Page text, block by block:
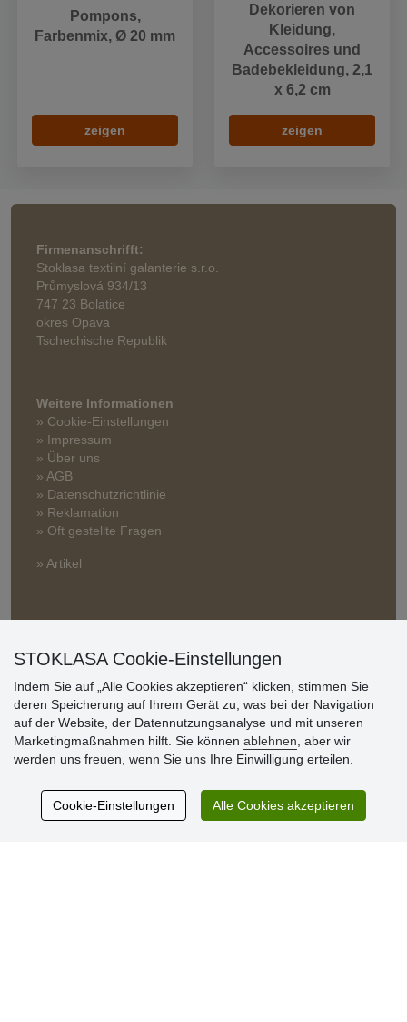
Pompons,
Farbenmix, Ø 20 mm
zeigen
Dekorieren von
Kleidung,
Accessoires und
Badebekleidung, 2,1
x 6,2 cm
zeigen
Firmenanschrifft:
Stoklasa textilní galanterie s.r.o.
Průmyslová 934/13
747 23 Bolatice
okres Opava
Tschechische Republik
Weitere Informationen
» Cookie-Einstellungen
» Impressum
» Über uns
» AGB
» Datenschutzrichtlinie
» Reklamation
» Oft gestellte Fragen
» Artikel
Großhändler
Kundenbewertung
STOKLASA Cookie-Einstellungen
Indem Sie auf „Alle Cookies akzeptieren“ klicken, stimmen Sie
deren Speicherung auf Ihrem Gerät zu, was bei der Navigation
auf der Website, der Datennutzungsanalyse und mit unseren
Marketingmaßnahmen hilft. Sie können ablehnen , aber wir
werden uns freuen, wenn Sie uns Ihre Einwilligung erteilen.
Cookie-Einstellungen Alle Cookies akzeptieren